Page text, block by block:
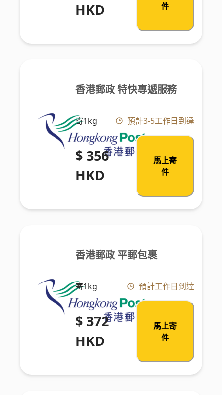
HKD
件
香港郵政 特快專遞服務
寄1kg 預計3-5工作日到達
$ 356
HKD
馬上寄
件
香港郵政 平郵包裹
寄1kg 預計工作日到達
$ 372
HKD
馬上寄
件